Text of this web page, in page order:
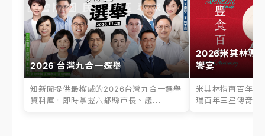
2026 台灣九合一選舉
知新聞提供最權威的2026台灣九合一選舉
資料庫。即時掌握六都縣市長、議...
2026米其林專
饗宴
米其林指南百年之
瑞百年三星傳奇、